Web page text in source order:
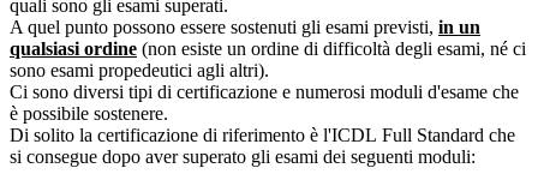
quali sono gli esami superati.
A quel punto possono essere sostenuti gli esami previsti, in un
qualsiasi ordine (non esiste un ordine di difficoltà degli esami, né ci
sono esami propedeutici agli altri).
Ci sono diversi tipi di certificazione e numerosi moduli d'esame che
è possibile sostenere.
Di solito la certificazione di riferimento è l'ICDL Full Standard che
si consegue dopo aver superato gli esami dei seguenti moduli: